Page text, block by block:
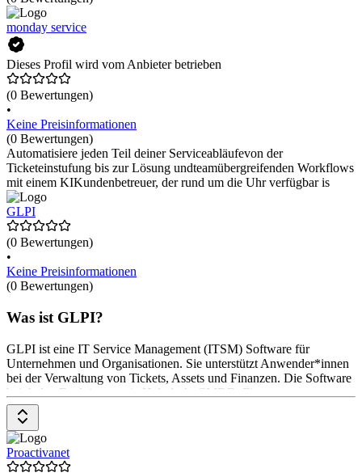
monday service
Dieses Profil wird vom Anbieter betrieben
(0 Bewertungen)
•
Keine Preisinformationen
(0 Bewertungen)
Automatisiere jeden Teil deiner Serviceabläufevon der
Ticketeinstufung bis zur Lösung undteamübergreifenden Workflows
mit einem KIKundenbetreuer, der rund um die Uhr verfügbar is
GLPI
(0 Bewertungen)
•
Keine Preisinformationen
(0 Bewertungen)
Was ist GLPI?
GLPI ist eine IT Service Management (ITSM) Software für
Unternehmen und Organisationen. Sie unterstützt Anwender*innen
bei der Verwaltung von Tickets, Assets und Finanzen. Die Software
beinhaltet Funktionen wie Helpdesk, CMDB, Finanzmanagement
und Automatisierung des Inventarmanagements. Ebenso lassen sich
Netzwerke scannen, SNMP-Berichte erstellen und Anwendungen
bereitstellen. GLPI ist als Open-Source-Software verfügbar.
Informationen zu Preisen für zusätzliche Dienstleistungen können
auf der Webseite gefunden werden.
Proactivanet